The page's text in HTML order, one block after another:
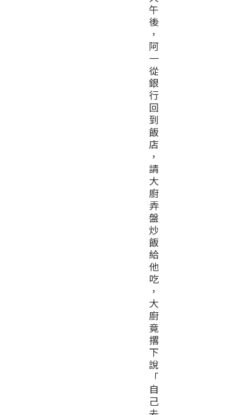
午
後
，
阿
一
從
銀
行
回
到
飯
店
，
請
大
廚
弄
盤
炒
飯
給
他
吃
，
大
廚
竟
撂
下
說
「
自
己